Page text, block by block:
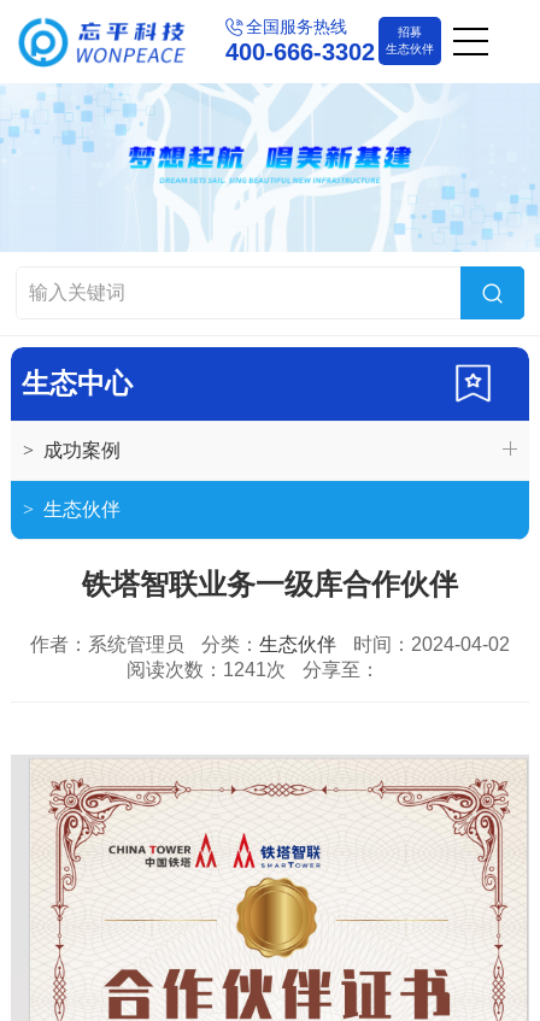
全国服务热线
400-666-3302
招募
生态伙伴
生态中心
> 成功案例
> 生态伙伴
铁塔智联业务一级库合作伙伴
作者：系统管理员 分类： 生态伙伴
时间：2024-04-02
阅读次数：1241次
分享至：